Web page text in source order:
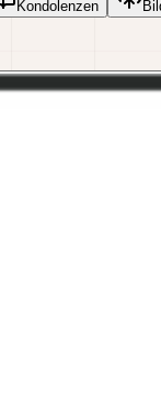
Kondolenzen